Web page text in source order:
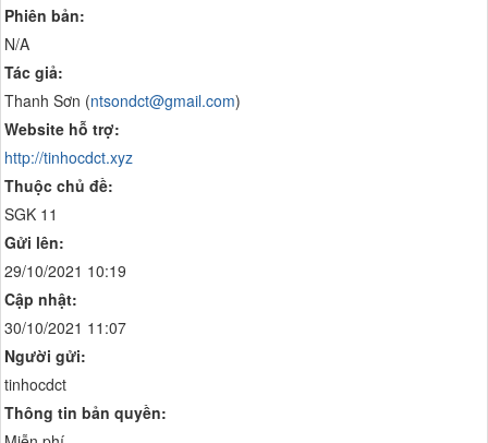
Phiên bản:
N/A
Tác giả:
Thanh Sơn (ntsondct@gmail.com)
Website hỗ trợ:
http://tinhocdct.xyz
Thuộc chủ đề:
SGK 11
Gửi lên:
29/10/2021 10:19
Cập nhật:
30/10/2021 11:07
Người gửi:
tinhocdct
Thông tin bản quyền: